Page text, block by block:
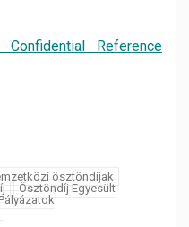
Reference
ösztöndíjak
Ösztöndíj Egyesült